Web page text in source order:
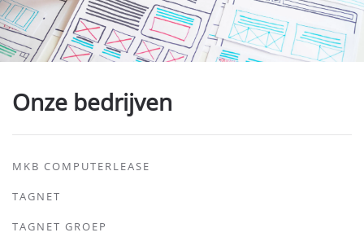
Onze bedrijven
MKB COMPUTERLEASE
TAGNET
TAGNET GROEP